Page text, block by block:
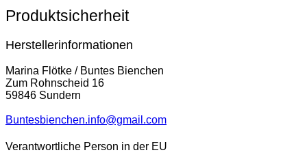
Produktsicherheit
Herstellerinformationen
Marina Flötke / Buntes Bienchen
Zum Rohnscheid 16
59846 Sundern
Buntesbienchen.info@gmail.com
Verantwortliche Person in der EU